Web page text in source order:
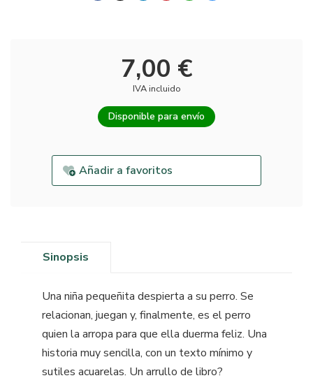
7,00 €
IVA incluido
Disponible para envío
Añadir a favoritos
Sinopsis
Una niña pequeñita despierta a su perro. Se
relacionan, juegan y, finalmente, es el perro
quien la arropa para que ella duerma feliz. Una
historia muy sencilla, con un texto mínimo y
sutiles acuarelas. Un arrullo de libro?